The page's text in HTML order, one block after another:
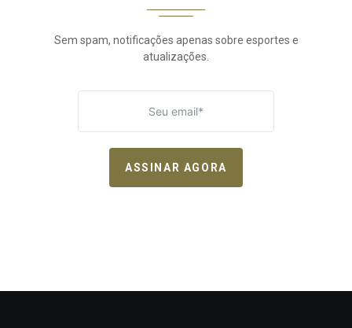
Sem spam, notificações apenas sobre esportes e
atualizações.
ASSINAR AGORA